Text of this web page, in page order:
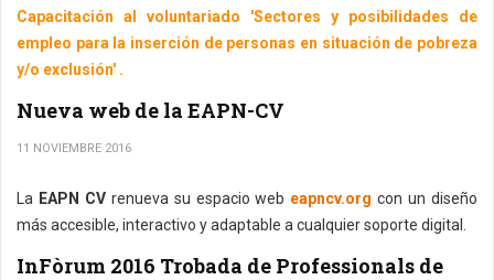
Capacitación al voluntariado 'Sectores y posibilidades de
empleo para la inserción de personas en situación de pobreza
y/o exclusión' .
Nueva web de la EAPN-CV
11 NOVIEMBRE 2016
La EAPN CVrenueva su espacio web eapncv.org con un diseño
más accesible, interactivo y adaptable a cualquier soporte digital.
InFòrum 2016 Trobada de Professionals de